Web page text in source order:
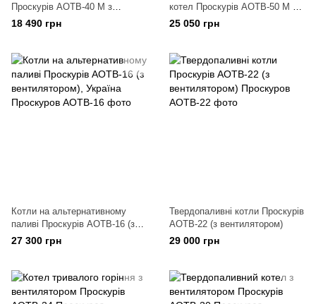
Проскурів АОТВ-40 М з
доставкою
18 490 грн
котел Проскурів АОТВ-50 М з
доставкою
25 050 грн
Котли на альтернативному
паливі Проскурів АОТВ-16 (з
вентилятором), Україна
27 300 грн
Твердопаливні котли Проскурів
АОТВ-22 (з вентилятором)
29 000 грн